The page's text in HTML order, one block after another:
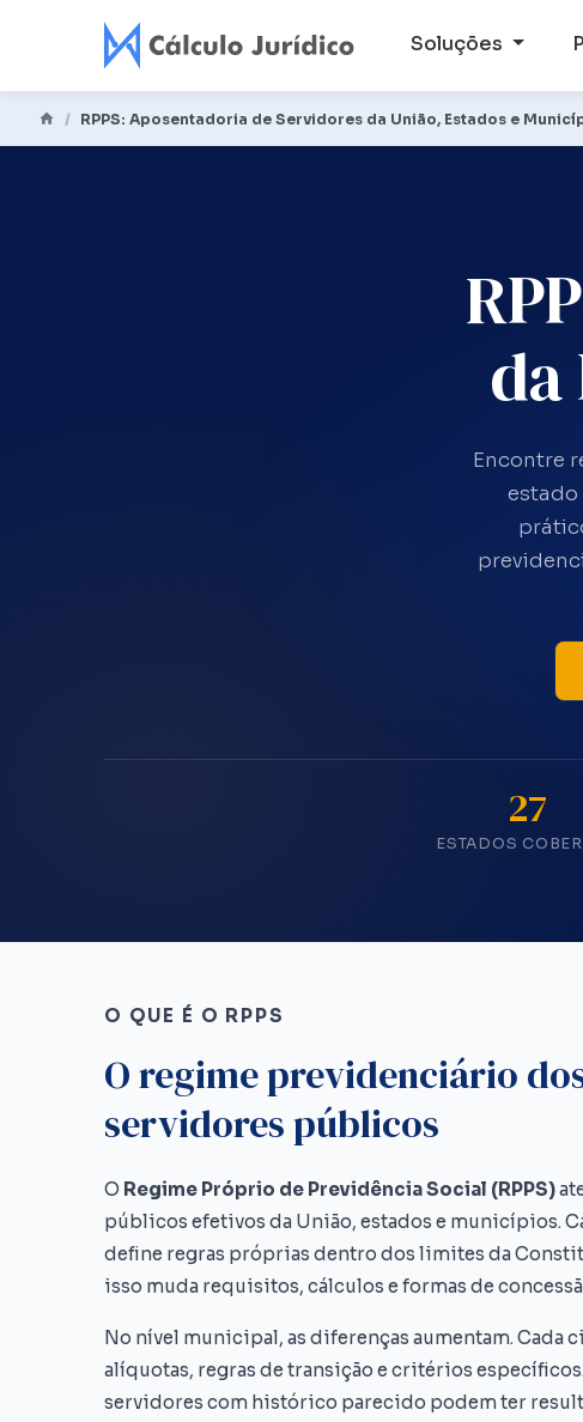
Soluções
RPPS: Aposentadoria de Servidores da União, Estados e
Encontre
estado
27
ESTADOS
O QUE É O RPPS
O regime previdenciário
servidores públicos
O Regime Próprio de Previdência Social (RPPS)
públicos efetivos da União, estados e municípios.
define regras próprias dentro dos limites da
isso muda requisitos, cálculos e formas de
No nível municipal, as diferenças aumentam. Cada
alíquotas, regras de transição e critérios
servidores com histórico parecido podem ter